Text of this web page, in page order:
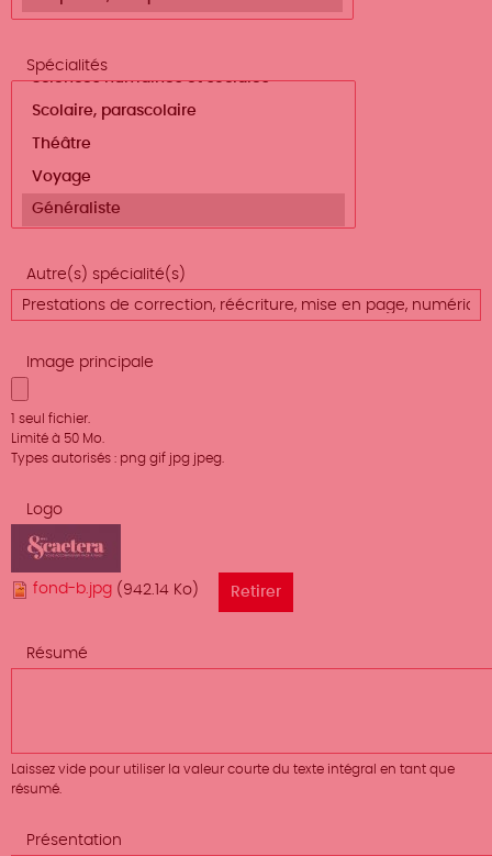
Spécialités
Autre(s) spécialité(s)
Image principale
1 seul fichier.
Limité à 50 Mo.
Types autorisés : png gif jpg jpeg.
Logo
fond-b.jpg (942.14 Ko)
Résumé
Laissez vide pour utiliser la valeur courte du texte intégral en tant que
résumé.
Présentation